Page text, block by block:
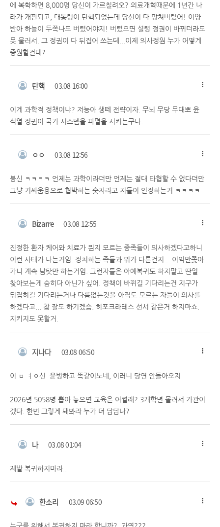
에 복학하면 8,000명 당신이 가르칠려오? 의료개혁때문에 1년간 나
라가 개판되고, 대통령이 탄핵되었는데 당신이 다 망쳐버렸어! 이양
반아 하늘이 두쪽나도 버텼어야지! 버텼으면 설령 정권이 바뀌더라도
못 물러서. 그 정권이 다 뒤집어 쓰는데...이제 의사정원 누가 어떻게
증원할건데?
탄핵 03.08 16:00
이게 과학적 정책이냐? 저능아 생떼 전략이자. 무뇌 무당 무대뽀 윤
석열 정권이 국가 시스템을 파멸을 시키는구나.
ㅇㅇ 03.08 12:56
븅신 ㅋㅋㅋㅋ 언제는 과학이라더만 언제는 절대 타협할 수 없다더만
그냥 기싸움용으로 협박하는 숫자라고 지들이 인정하는거 ㅋㅋㅋㅋ
Bizarre 03.08 12:55
진정한 환자 케어와 치료가 뭔지 모르는 종족들이 의사하겠다고하니
이런 사태가 나는거임. 정치하는 족들과 뭐가 다른건지.. 이익만쫓아
가니 계속 남탓만 하는거임. 그런자들은 아예복귀도 하지말고 딴일
찾아보는게 숨히다 아닌가 싶어. 정책이 바뀌길 기다리는건 지구가
뒤집히길 기다리는거나 다름없는것을 아직도 모르는 자들이 의사를
하겠다고... 참 잘도 하기겠슴. 히포크라테스 선서 같은거 하지마쇼.
지키지도 못할거.
지나다 03.08 06:50
이 ㅂ ㅕㅇ신 윤병하고 똑같이노네, 이러니 당연 안돌아오지
2026년 5058명 뽑아 놓으면 교육은 어쩔래? 3개학년 몰려서 가관이
겠다. 한번 그렇게 돼봐라 누가 더 답답나?
나 03.08 01:04
제발 복귀하지마라..
한소리 03.09 06:50